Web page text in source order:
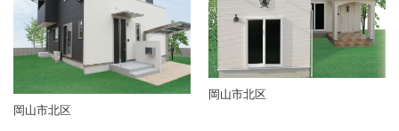
岡山市北区
岡山市北区